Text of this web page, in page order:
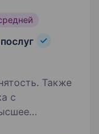
Также
с